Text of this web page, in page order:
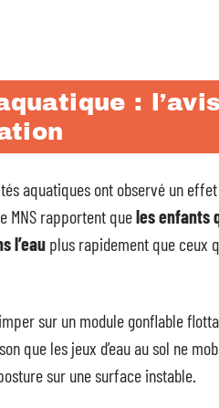
:
aquatiques ont observé un
MNS rapportent queles enfants
l’eau plus rapidement que ceux
sur un module gonflable
que les jeux d’eau au sol ne
sur une surface instable.